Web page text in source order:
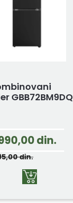
GBB72BM9DQ
din.
din.